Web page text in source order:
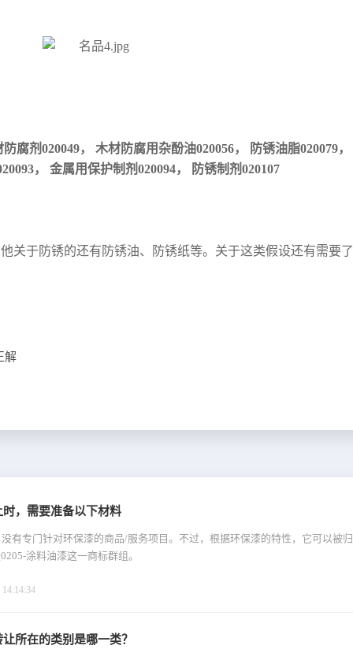
腐剂020049， 木材防腐用杂酚油020056， 防锈油脂020079
， 金属用保护制剂020094， 防锈制剂020107
关于防锈的还有防锈油、防锈纸等。关于这类假设还有需要
解
，需要准备以下材料
有专门针对环保漆的商品/服务项目。不过，根据环保漆的特性，它可以被
涂料油漆这一商标群组。
所在的类别是哪一类？